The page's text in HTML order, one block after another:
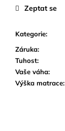
Kategorie:
Záruka:
Tuhost:
Vaše váha:
Výška matrace:
Zeptat se